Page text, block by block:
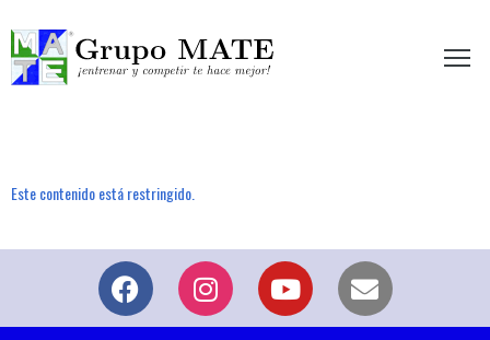
te hace mejor!
Este contenido está restringido.